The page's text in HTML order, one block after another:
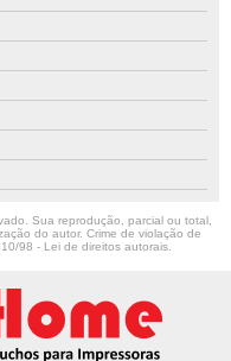
Sua reprodução, parcial ou total,
do autor. Crime de violação de
98 - Lei de direitos autorais